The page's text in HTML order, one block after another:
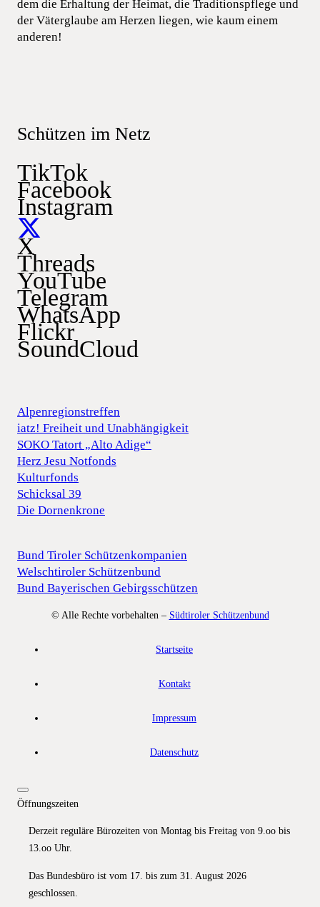
dem die Erhaltung der Heimat, die Traditionspflege und
der Väterglaube am Herzen liegen, wie kaum einem
anderen!
Schützen im Netz
TikTok
Facebook
Instagram
X
Threads
YouTube
Telegram
WhatsApp
Flickr
SoundCloud
Alpenregionstreffen
iatz! Freiheit und Unabhängigkeit
SOKO Tatort „Alto Adige“
Herz Jesu Notfonds
Kulturfonds
Schicksal 39
Die Dornenkrone
Bund Tiroler Schützenkompanien
Welschtiroler Schützenbund
Bund Bayerischen Gebirgsschützen
© Alle Rechte vorbehalten – Südtiroler Schützenbund
Startseite
Kontakt
Impressum
Datenschutz
Öffnungszeiten
Derzeit reguläre Bürozeiten von Montag bis Freitag von 9.oo bis
13.oo Uhr.
Das Bundesbüro ist vom 17. bis zum 31. August 2026
geschlossen.